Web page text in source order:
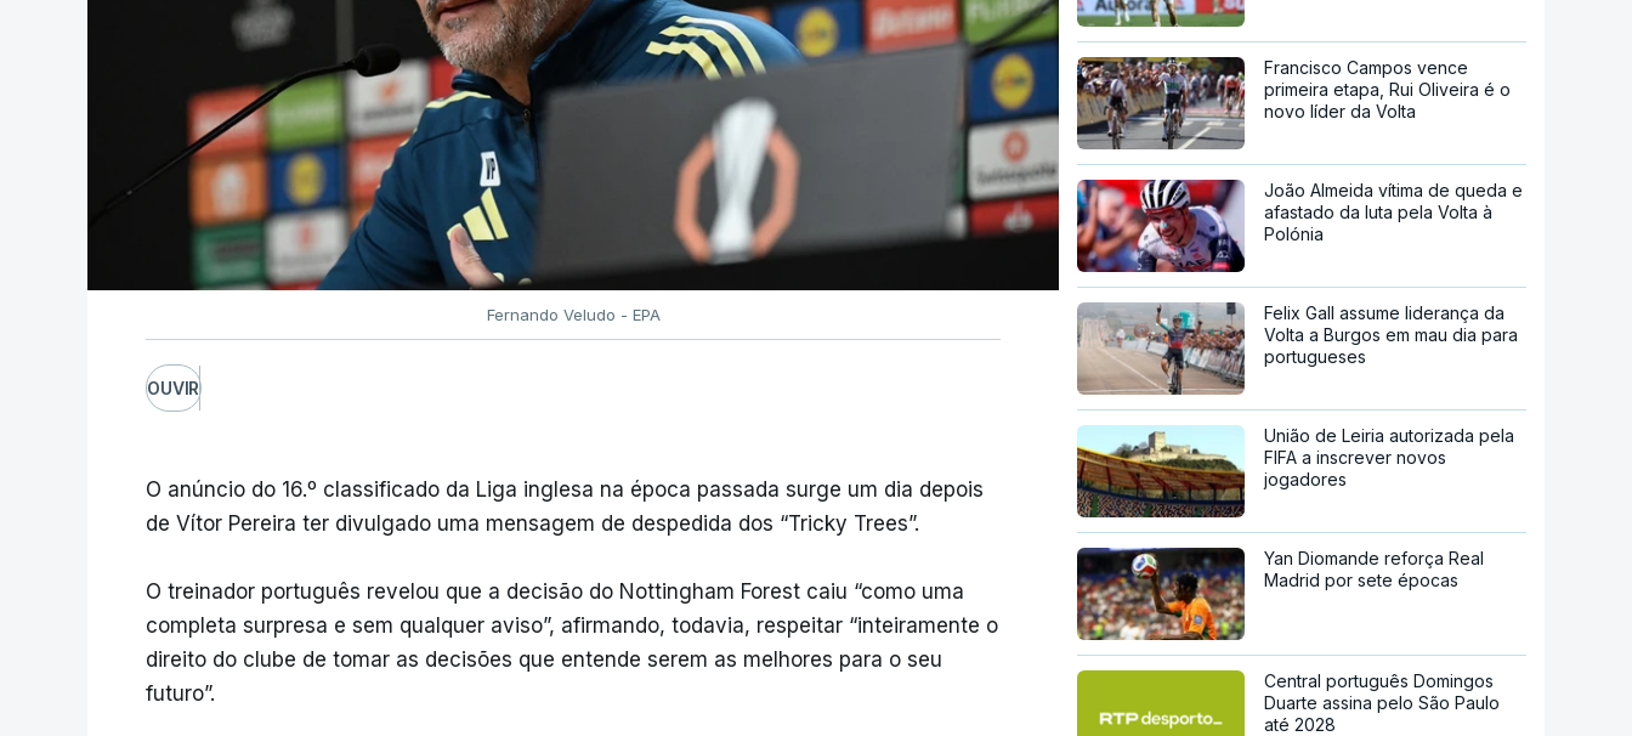
Fernando Veludo - EPA
OUVIR
O anúncio do 16.º classificado da Liga inglesa na época passada surge um dia depois
de Vítor Pereira ter divulgado uma mensagem de despedida dos “Tricky Trees”.
O treinador português revelou que a decisão do Nottingham Forest caiu “como uma
completa surpresa e sem qualquer aviso”, afirmando, todavia, respeitar “inteiramente o
direito do clube de tomar as decisões que entende serem as melhores para o seu
futuro”.
Francisco Campos vence
primeira etapa, Rui Oliveira é o
novo líder da Volta
João Almeida vítima de queda e
afastado da luta pela Volta à
Polónia
Felix Gall assume liderança da
Volta a Burgos em mau dia para
portugueses
União de Leiria autorizada pela
FIFA a inscrever novos
jogadores
Yan Diomande reforça Real
Madrid por sete épocas
Central português Domingos
Duarte assina pelo São Paulo
até 2028